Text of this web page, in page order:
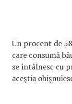
Un procent de
care consumă
se întâlnesc cu
aceştia